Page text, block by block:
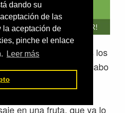
dando su
de las
la aceptación de
pinche el enlace
Leer más
un padlet con todos los
imparto para llevar a cabo
Rodríguez-Negro
en una fruta, que ya lo